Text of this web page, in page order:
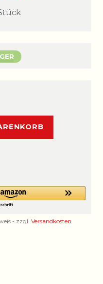
- zzgl. Versandkosten